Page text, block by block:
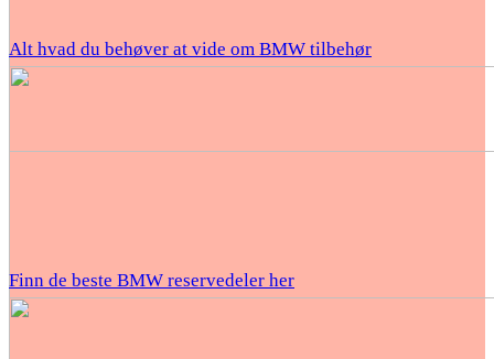
Alt hvad du behøver at vide om BMW tilbehør
Finn de beste BMW reservedeler her